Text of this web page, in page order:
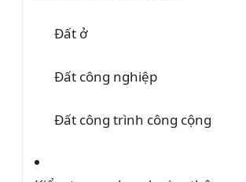
Đất ở
Đất công nghiệp
Đất công trình công cộng